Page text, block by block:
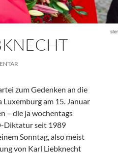
zum Gedenken an die
am 15. Januar
– die ja wochentags
Diktatur seit 1989
Sonntag, also meist
von Karl Liebknecht